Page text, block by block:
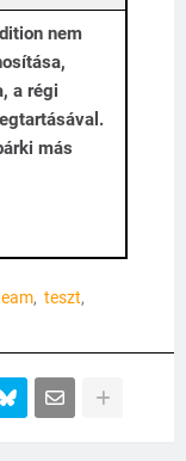
nem
a régi
más
teszt